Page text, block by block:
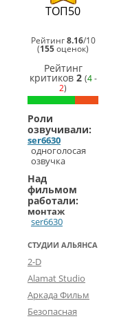
ТОП50
Рейтинг8.16/10
(155оценок)
Рейтинг
критиков 2 (4-
2)
Роли
озвучивали:
ser6630
одноголосая
озвучка
Над
фильмом
работали:
монтаж
ser6630
СТУДИИ АЛЬЯНСА
2-D
Alamat Studio
Аркада Фильм
Безопасная